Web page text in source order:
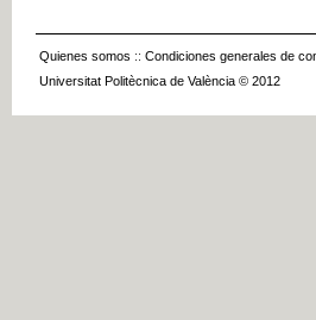
Quienes somos :: Condiciones generales de
Universitat Politècnica de València © 2012